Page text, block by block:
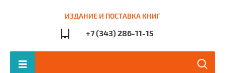
ИЗДАНИЕ И ПОСТАВКА КНИГ
+7 (343) 286-11-15